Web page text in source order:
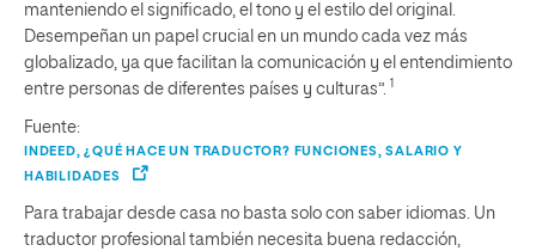
manteniendo el significado, el tono y el estilo del original.
Desempeñan un papel crucial en un mundo cada vez más
globalizado, ya que facilitan la comunicación y el entendimiento
entre personas de diferentes países y culturas”. 1
Fuente:
INDEED, ¿QUÉ HACE UN TRADUCTOR? FUNCIONES, SALARIO Y
HABILIDADES
Para trabajar desde casa no basta solo con saber idiomas. Un
traductor profesional también necesita buena redacción,